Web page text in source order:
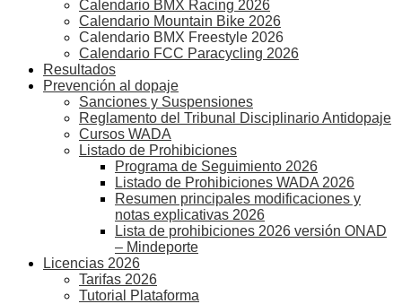
Calendario BMX Racing 2026
Calendario Mountain Bike 2026
Calendario BMX Freestyle 2026
Calendario FCC Paracycling 2026
Resultados
Prevención al dopaje
Sanciones y Suspensiones
Reglamento del Tribunal Disciplinario Antidopaje
Cursos WADA
Listado de Prohibiciones
Programa de Seguimiento 2026
Listado de Prohibiciones WADA 2026
Resumen principales modificaciones y
notas explicativas 2026
Lista de prohibiciones 2026 versión ONAD
– Mindeporte
Licencias 2026
Tarifas 2026
Tutorial Plataforma